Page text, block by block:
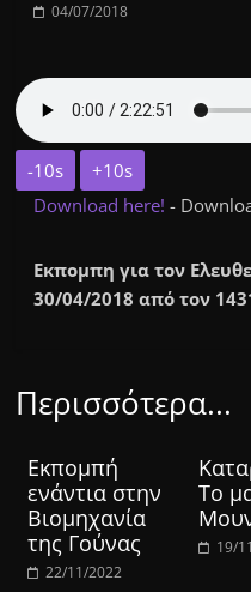
04/07/2018
-10s
+10s
Download here!-
Εκπομπη για τον
30/04/2018 από τον
Περισσότερα...
Εκπομπή
ενάντια στην
Βιομηχανία
της Γούνας
22/11/2022
Το
19/